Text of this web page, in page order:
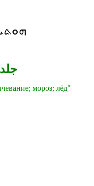
جلد
мороз; лёд"